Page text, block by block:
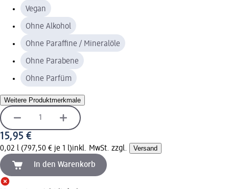
Vegan
Ohne Alkohol
Ohne Paraffine / Mineralöle
Ohne Parabene
Ohne Parfüm
Weitere Produktmerkmale
15,95 €
0,02 l (797,50 € je 1 l)inkl. MwSt. zzgl. Versand
In den Warenkorb